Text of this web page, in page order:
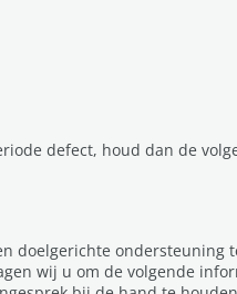
defect, houd dan de
doelgerichte ondersteuning
wij u om de volgende